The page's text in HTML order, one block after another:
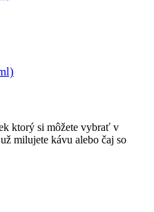
ktorý si môžete vybrať v
milujete kávu alebo čaj so